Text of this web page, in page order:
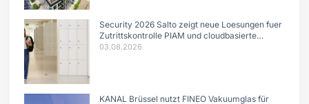
Security 2026 Salto zeigt neue Loesungen fuer
Zutrittskontrolle PIAM und cloudbasierte
Systeme
03.08.2026
KANAL Brüssel nutzt FINEO Vakuumglas für